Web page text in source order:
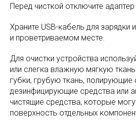
Перед чисткой отключите адаптер
Храните USB-кабель для зарядки
и проветриваемом месте.
Для очистки устройства
или слегка влажную мягкую
губки, грубую ткань, полирующие
дезинфицирующие средства или
чистящие средства, которые
поверхность отдельных